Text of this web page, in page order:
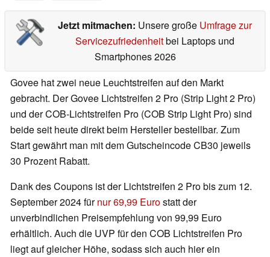
Jetzt mitmachen: Unsere große Umfrage zur
Servicezufriedenheitbei Laptops und
Smartphones 2026
Govee hat zwei neue Leuchtstreifen auf den Markt
gebracht. Der Govee Lichtstreifen 2 Pro (Strip Light 2 Pro)
und der COB-Lichtstreifen Pro (COB Strip Light Pro) sind
beide seit heute direkt beim Hersteller bestellbar. Zum
Start gewährt man mit dem Gutscheincode CB30 jeweils
30 Prozent Rabatt.
Dank des Coupons ist der Lichtstreifen 2 Pro bis zum 12.
September 2024 fürnur 69,99 Eurostatt der
unverbindlichen Preisempfehlung von 99,99 Euro
erhältlich. Auch die UVP für den COB Lichtstreifen Pro
liegt auf gleicher Höhe, sodass sich auch hier ein